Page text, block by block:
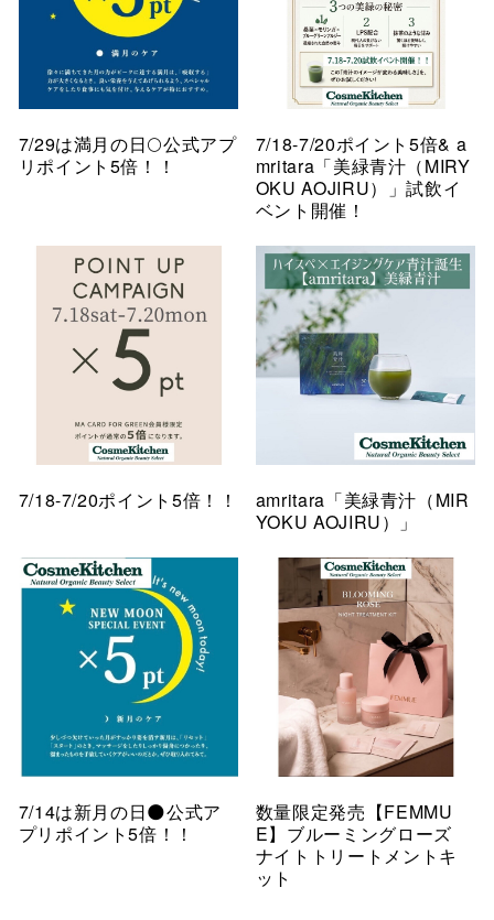
7/29は満月の日🌕公式アプ
リポイント5倍！！
7/18-7/20ポイント5倍& a
mritara「美緑青汁（MIRY
OKU AOJIRU）」試飲イ
ベント開催！
7/18-7/20ポイント5倍！！
amritara「美緑青汁（MIR
YOKU AOJIRU）」
7/14は新月の日🌑公式ア
プリポイント5倍！！
数量限定発売【FEMMU
E】ブルーミングローズ
ナイトトリートメントキ
ット